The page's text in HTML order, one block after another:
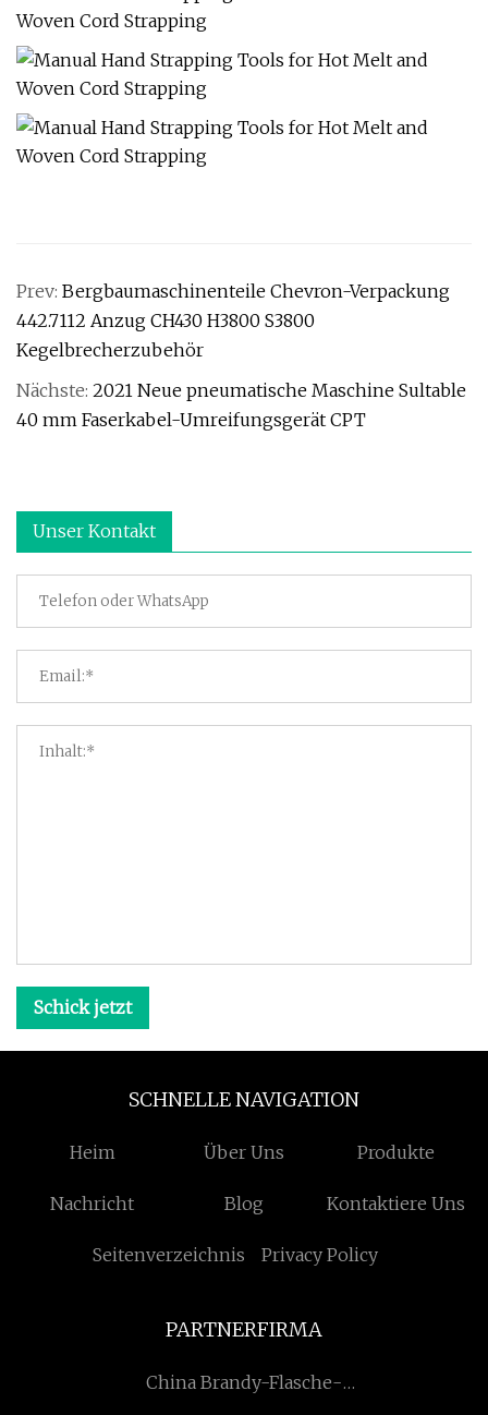
Prev: Bergbaumaschinenteile Chevron-Verpackung
442.7112 Anzug CH430 H3800 S3800
Kegelbrecherzubehör
Nächste: 2021 Neue pneumatische Maschine Sultable
40 mm Faserkabel-Umreifungsgerät CPT
Unser Kontakt
Schick jetzt
SCHNELLE NAVIGATION
Heim Über Uns Produkte
Nachricht Blog Kontaktiere Uns
Seitenverzeichnis Privacy Policy
PARTNERFIRMA
China Brandy-Flasche-